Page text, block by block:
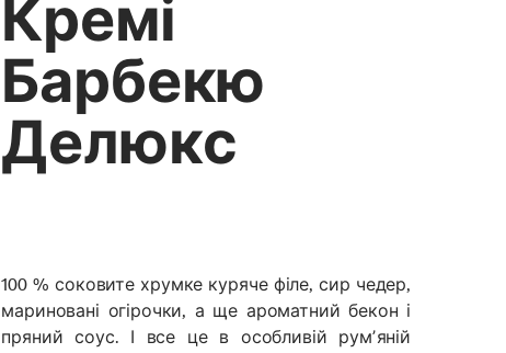
Кремі
Барбекю
Делюкс
100 % соковите хрумке куряче філе, сир чедер,
мариновані огірочки, а ще ароматний бекон і
пряний соус. І все це в особливій румʼяній